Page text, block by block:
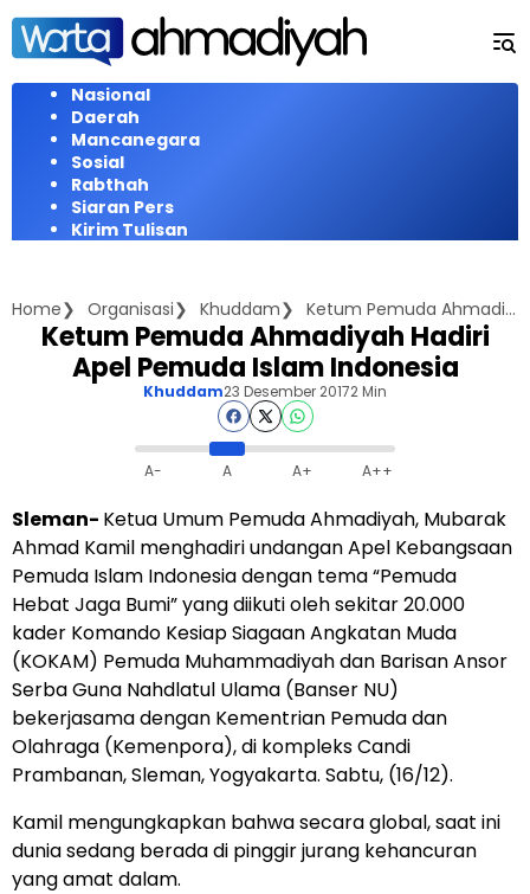
Langsung
konten
Nasional
Daerah
Mancanegara
Sosial
Rabthah
Siaran Pers
Kirim Tulisan
Home Organisasi Khuddam Ketum Pemuda Ahmadiyah Hadiri Apel Pemuda Islam Indonesia
Ketum Pemuda Ahmadiyah Hadiri
Apel Pemuda Islam Indonesia
Khuddam23 Desember 20172 Min
A- A A+ A++
Sleman- Ketua Umum Pemuda Ahmadiyah, Mubarak
Ahmad Kamil menghadiri undangan Apel Kebangsaan
Pemuda Islam Indonesia dengan tema “Pemuda
Hebat Jaga Bumi” yang diikuti oleh sekitar 20.000
kader Komando Kesiap Siagaan Angkatan Muda
(KOKAM) Pemuda Muhammadiyah dan Barisan Ansor
Serba Guna Nahdlatul Ulama (Banser NU)
bekerjasama dengan Kementrian Pemuda dan
Olahraga (Kemenpora), di kompleks Candi
Prambanan, Sleman, Yogyakarta. Sabtu, (16/12).
Kamil mengungkapkan bahwa secara global, saat ini
dunia sedang berada di pinggir jurang kehancuran
yang amat dalam.